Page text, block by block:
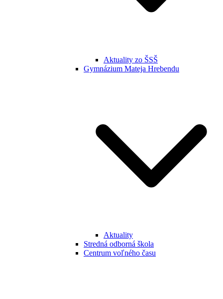
Aktuality zo ŠSŠ
Gymnázium Mateja Hrebendu
Aktuality
Stredná odborná škola
Centrum voľného času